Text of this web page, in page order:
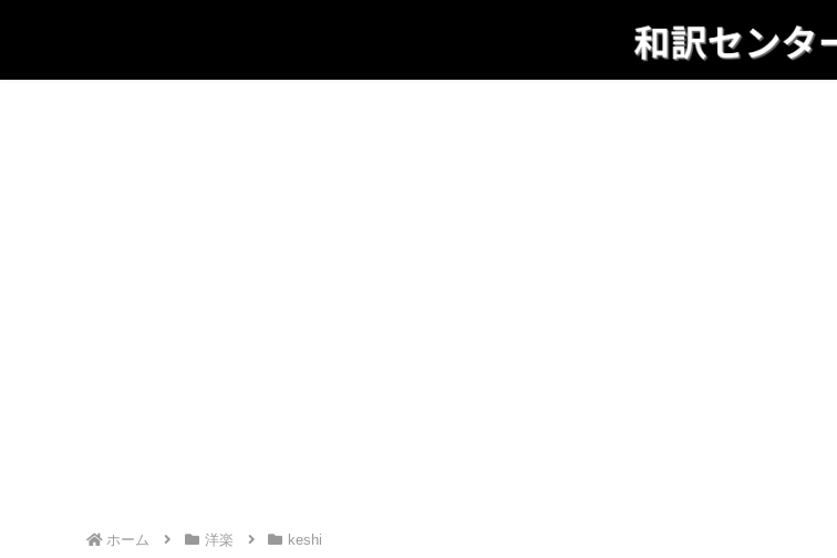
ホーム 洋楽 keshi